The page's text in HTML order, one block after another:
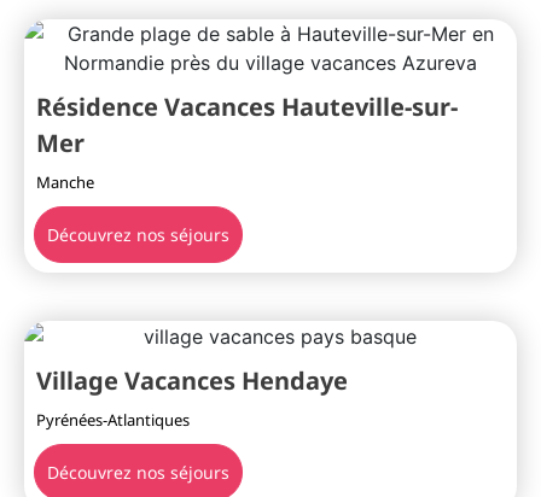
Résidence Vacances Hauteville-sur-
Mer
Manche
Découvrez nos séjours
Village Vacances Hendaye
Pyrénées-Atlantiques
Découvrez nos séjours